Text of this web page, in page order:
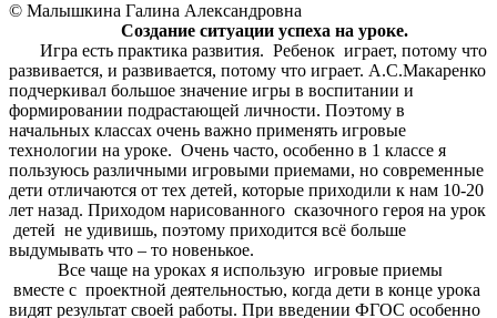
© Малышкина Галина Александровна
Создание ситуации успеха на уроке.
Игра есть практика развития. Ребенок играет, потому что
развивается, и развивается, потому что играет. А.С.Макаренко
подчеркивал большое значение игры в воспитании и
формировании подрастающей личности. Поэтому в
начальных классах очень важно применять игровые
технологии на уроке. Очень часто, особенно в 1 классе я
пользуюсь различными игровыми приемами, но современные
дети отличаются от тех детей, которые приходили к нам 10-20
лет назад. Приходом нарисованного сказочного героя на урок
детей не удивишь, поэтому приходится всё больше
выдумывать что – то новенькое.
Все чаще на уроках я использую игровые приемы
вместе с проектной деятельностью, когда дети в конце урока
видят результат своей работы. При введении ФГОС особенно